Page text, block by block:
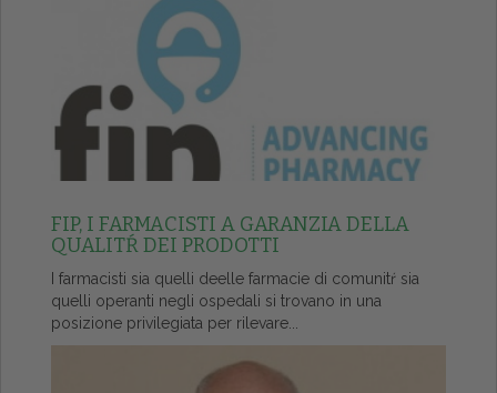
FIP, I FARMACISTI A GARANZIA DELLA
QUALITŔ DEI PRODOTTI
I farmacisti sia quelli deelle farmacie di comunitŕ sia
quelli operanti negli ospedali si trovano in una
posizione privilegiata per rilevare...